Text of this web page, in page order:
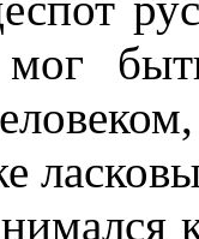
мог